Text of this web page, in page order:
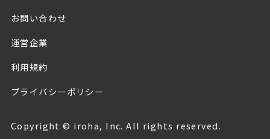
お問い合わせ
運営企業
利用規約
プライバシーポリシー
Copyright © iroha, Inc. All rights reserved.